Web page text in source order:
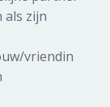
als zijn
vriendin